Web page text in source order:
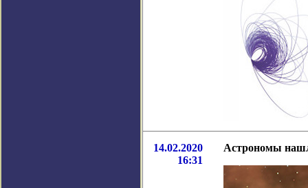
14.02.2020
16:31
Астрономы